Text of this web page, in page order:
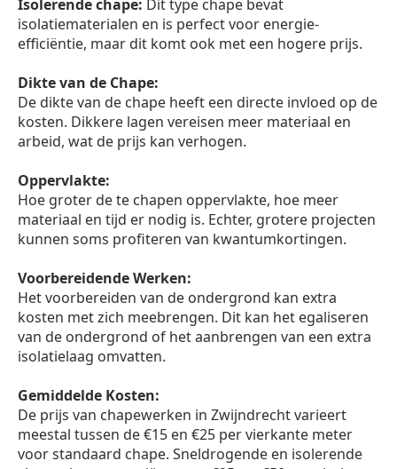
Isolerende chape: Dit type chape bevat
isolatiematerialen en is perfect voor energie-
efficiëntie, maar dit komt ook met een hogere prijs.
Dikte van de Chape:
De dikte van de chape heeft een directe invloed op de
kosten. Dikkere lagen vereisen meer materiaal en
arbeid, wat de prijs kan verhogen.
Oppervlakte:
Hoe groter de te chapen oppervlakte, hoe meer
materiaal en tijd er nodig is. Echter, grotere projecten
kunnen soms profiteren van kwantumkortingen.
Voorbereidende Werken:
Het voorbereiden van de ondergrond kan extra
kosten met zich meebrengen. Dit kan het egaliseren
van de ondergrond of het aanbrengen van een extra
isolatielaag omvatten.
Gemiddelde Kosten:
De prijs van chapewerken in Zwijndrecht varieert
meestal tussen de €15 en €25 per vierkante meter
voor standaard chape. Sneldrogende en isolerende